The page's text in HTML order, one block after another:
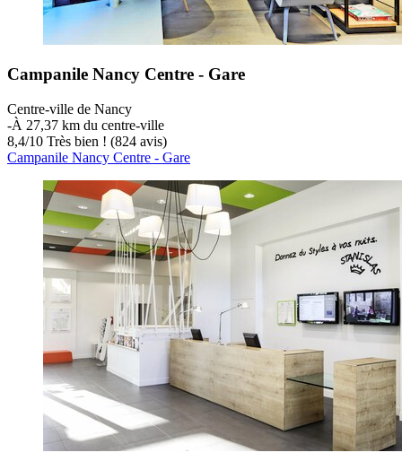
Campanile Nancy Centre - Gare
Centre-ville de Nancy
‐À 27,37 km du centre-ville
8,4/10 Très bien ! (824 avis)
Campanile Nancy Centre - Gare